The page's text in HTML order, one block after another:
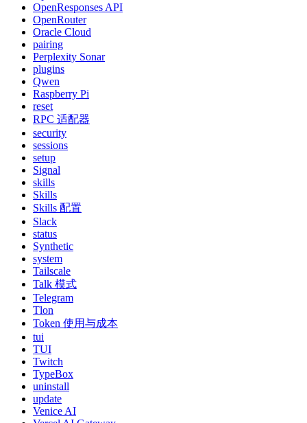
OpenResponses API
OpenRouter
Oracle Cloud
pairing
Perplexity Sonar
plugins
Qwen
Raspberry Pi
reset
RPC 适配器
security
sessions
setup
Signal
skills
Skills
Skills 配置
Slack
status
Synthetic
system
Tailscale
Talk 模式
Telegram
Tlon
Token 使用与成本
tui
TUI
Twitch
TypeBox
uninstall
update
Venice AI